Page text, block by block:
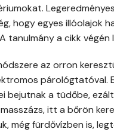
hogy egyes illóolajok
tanulmány a cikk végén
az orron
bejutnak a tüdőbe,
itt a bőrön
még fürdővízben is,